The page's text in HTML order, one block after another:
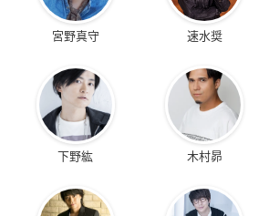
宮野真守 速水奨
下野紘 木村昴